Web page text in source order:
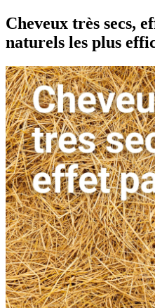
Cheveux très secs,
naturels les plus